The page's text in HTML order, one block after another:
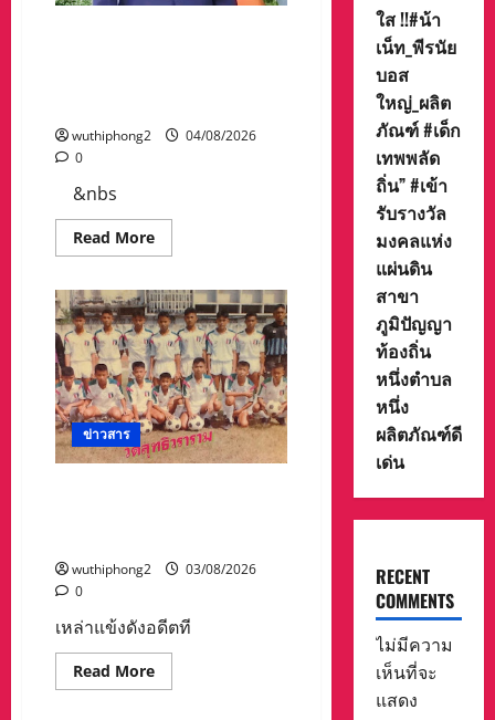
RIDER
2026”
รู้
ความ
ปลอดภัย
ทาง
ใน
เด็ก
และ
เยาวชน
wuthiphong2
04/08/2026
0
&nbs
Read MoreRead
more
เรีย
รนว
มิ
นท
รา
ชู
ทิศ
มัชฌิม
ได้
รับ
3
รางวัล
ศึกษา
มัธยมศึกษา
ข่าวสาร
wuthiphong2
03/08/2026
0
เหล่าแข้งดังอดีตที
Read MoreRead
more
ใส !!#น้า
เน็ท_พีรนัย
บอส
ใหญ่_ผลิต
ภัณฑ์ #เด็ก
เทพพลัด
ถิ่น” #เข้า
รับรางวัล
มงคลแห่ง
แผ่นดิน
สาขา
ภูมิปัญญา
ท้องถิ่น
หนึ่งตำบล
หนึ่ง
ผลิตภัณฑ์ดี
เด่น
RECENT
COMMENTS
ไม่มีความ
เห็นที่จะ
แสดง